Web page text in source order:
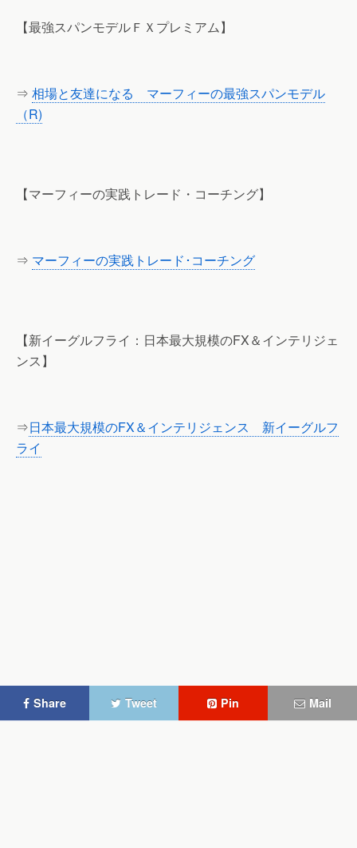
【最強スパンモデルＦＸプレミアム】
⇒ 相場と友達になる マーフィーの最強スパンモデル
（R)
【マーフィーの実践トレード・コーチング】
⇒ マーフィーの実践トレード･コーチング
【新イーグルフライ：日本最大規模のFX＆インテリジェ
ンス】
⇒日本最大規模のFX＆インテリジェンス 新イーグルフ
ライ
Share Tweet Pin Mail